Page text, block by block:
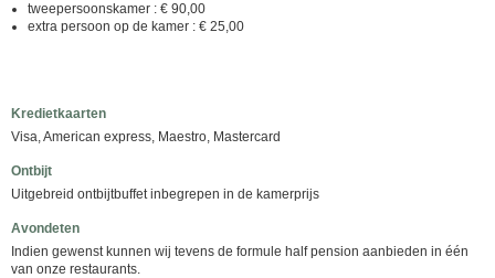
tweepersoonskamer : € 90,00
extra persoon op de kamer : € 25,00
Kredietkaarten
Visa, American express, Maestro, Mastercard
Ontbijt
Uitgebreid ontbijtbuffet inbegrepen in de kamerprijs
Avondeten
Indien gewenst kunnen wij tevens de formule half pension aanbieden in één
van onze restaurants.